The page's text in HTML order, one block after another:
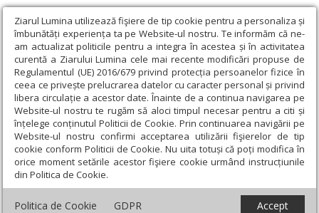
Ziarul Lumina utilizează fişiere de tip cookie pentru a personaliza și
îmbunătăți experiența ta pe Website-ul nostru. Te informăm că ne-
am actualizat politicile pentru a integra în acestea și în activitatea
curentă a Ziarului Lumina cele mai recente modificări propuse de
Regulamentul (UE) 2016/679 privind protecția persoanelor fizice în
ceea ce privește prelucrarea datelor cu caracter personal și privind
libera circulație a acestor date. Înainte de a continua navigarea pe
Website-ul nostru te rugăm să aloci timpul necesar pentru a citi și
înțelege conținutul Politicii de Cookie. Prin continuarea navigării pe
Website-ul nostru confirmi acceptarea utilizării fişierelor de tip
cookie conform Politicii de Cookie. Nu uita totuși că poți modifica în
orice moment setările acestor fişiere cookie urmând instrucțiunile
din Politica de Cookie.
Politica de Cookie GDPR Accept
Ziarul Lumina › Teologie și spiritualitate › Theologica › „Astăzi S-
a născut Cel făr’ de-nceput...”
„Astăzi S-a născut Cel făr’ de-nceput...”